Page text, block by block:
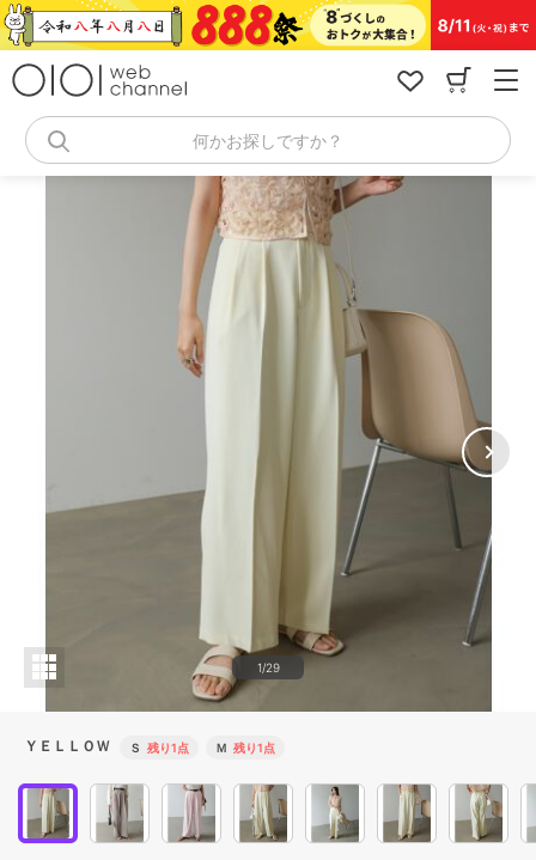
コ
ン
何かお探しですか？
1/29
ＹＥＬＬＯＷ Ｓ 残り1点 Ｍ 残り1点